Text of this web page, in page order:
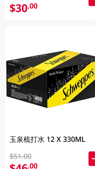
$30.00
玉泉梳打水 12 X 330ML
$51.00
.00